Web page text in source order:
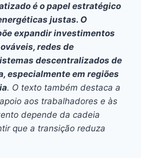
é o papel estratégico
justas. O
expandir investimentos
redes de
descentralizados de
especialmente em regiões
. O texto também destaca a
aos trabalhadores e às
depende da cadeia
que a transição reduza